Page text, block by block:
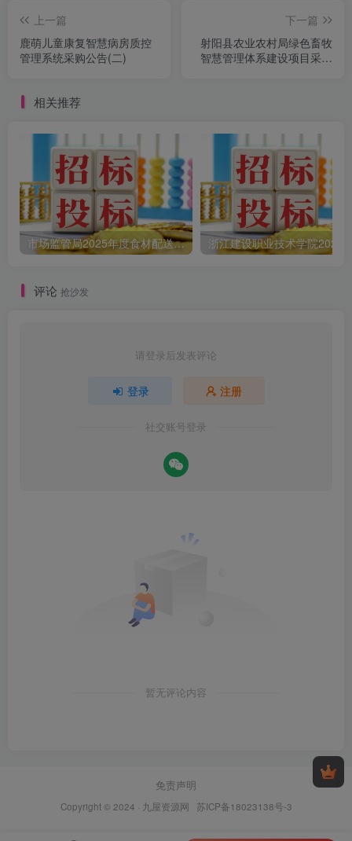
上一篇
鹿萌儿童康复智慧病房质控
管理系统采购公告(二)
下一篇
射阳县农业农村局绿色畜牧
智慧管理体系建设项目采购
相关推荐
市场监管局2025年度食材配送采购公告
评论 抢沙发
请登录后发表评论
登录 注册
社交账号登录
暂无评论内容
免责声明
Copyright © 2024 · 九屋资源网 苏ICP备18023138号-3